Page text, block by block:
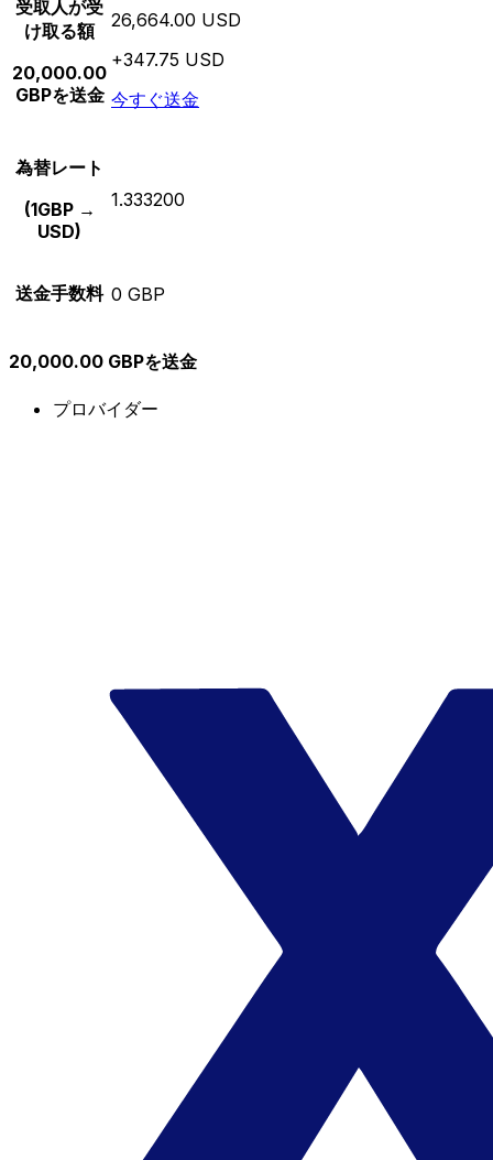
受取人が受
け取る額
20,000.00
GBPを送金
26,664.00 USD
+347.75 USD
今すぐ送金
為替レート
(1GBP →
USD)
1.333200
送金手数料 0 GBP
20,000.00 GBPを送金
プロバイダー